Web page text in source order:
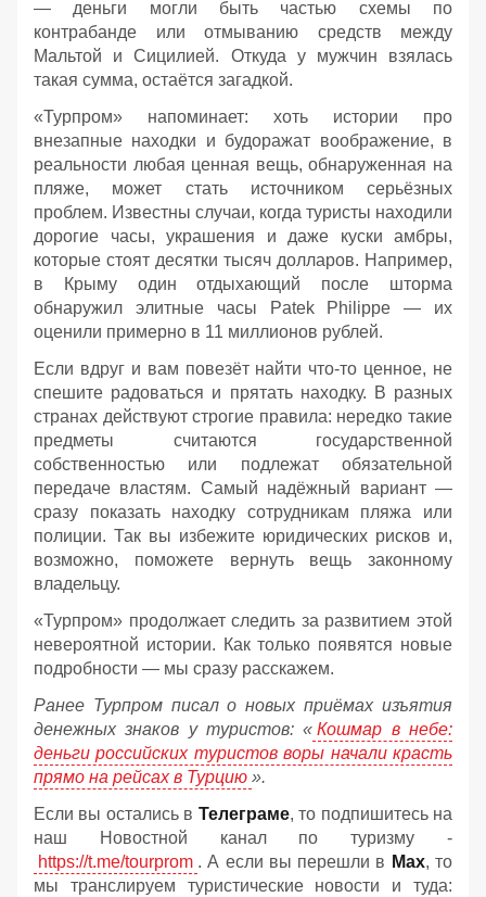
— деньги могли быть частью схемы по
контрабанде или отмыванию средств между
Мальтой и Сицилией. Откуда у мужчин взялась
такая сумма, остаётся загадкой.
«Турпром» напоминает: хоть истории про
внезапные находки и будоражат воображение, в
реальности любая ценная вещь, обнаруженная на
пляже, может стать источником серьёзных
проблем. Известны случаи, когда туристы находили
дорогие часы, украшения и даже куски амбры,
которые стоят десятки тысяч долларов. Например,
в Крыму один отдыхающий после шторма
обнаружил элитные часы Patek Philippe — их
оценили примерно в 11 миллионов рублей.
Если вдруг и вам повезёт найти что‑то ценное, не
спешите радоваться и прятать находку. В разных
странах действуют строгие правила: нередко такие
предметы считаются государственной
собственностью или подлежат обязательной
передаче властям. Самый надёжный вариант —
сразу показать находку сотрудникам пляжа или
полиции. Так вы избежите юридических рисков и,
возможно, поможете вернуть вещь законному
владельцу.
«Турпром» продолжает следить за развитием этой
невероятной истории. Как только появятся новые
подробности — мы сразу расскажем.
Ранее Турпром писал о новых приёмах изъятия
денежных знаков у туристов: « Кошмар в небе:
деньги российских туристов воры начали красть
прямо на рейсах в Турцию ».
Если вы остались в Телеграме, то подпишитесь на
наш Новостной канал по туризму -
https://t.me/tourprom . А если вы перешли в Мах, то
мы транслируем туристические новости и туда: